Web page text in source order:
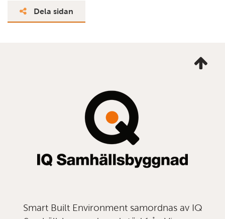
Dela sidan
mig
Smart Built Environment samordnas av IQ